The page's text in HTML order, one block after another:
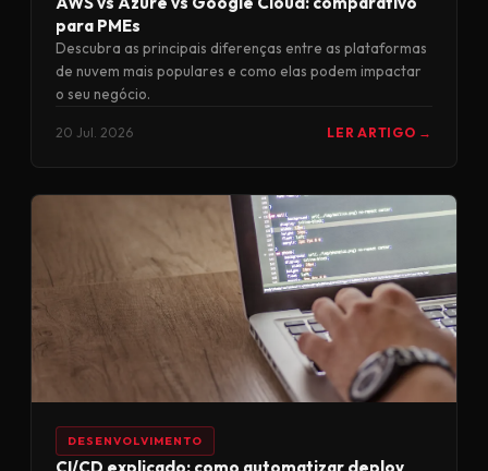
para PMEs
Descubra as principais diferenças entre as plataformas
de nuvem mais populares e como elas podem impactar
o seu negócio.
20 Jul. 2026 LER ARTIGO →
DESENVOLVIMENTO
CI/CD explicado: como automatizar deploy